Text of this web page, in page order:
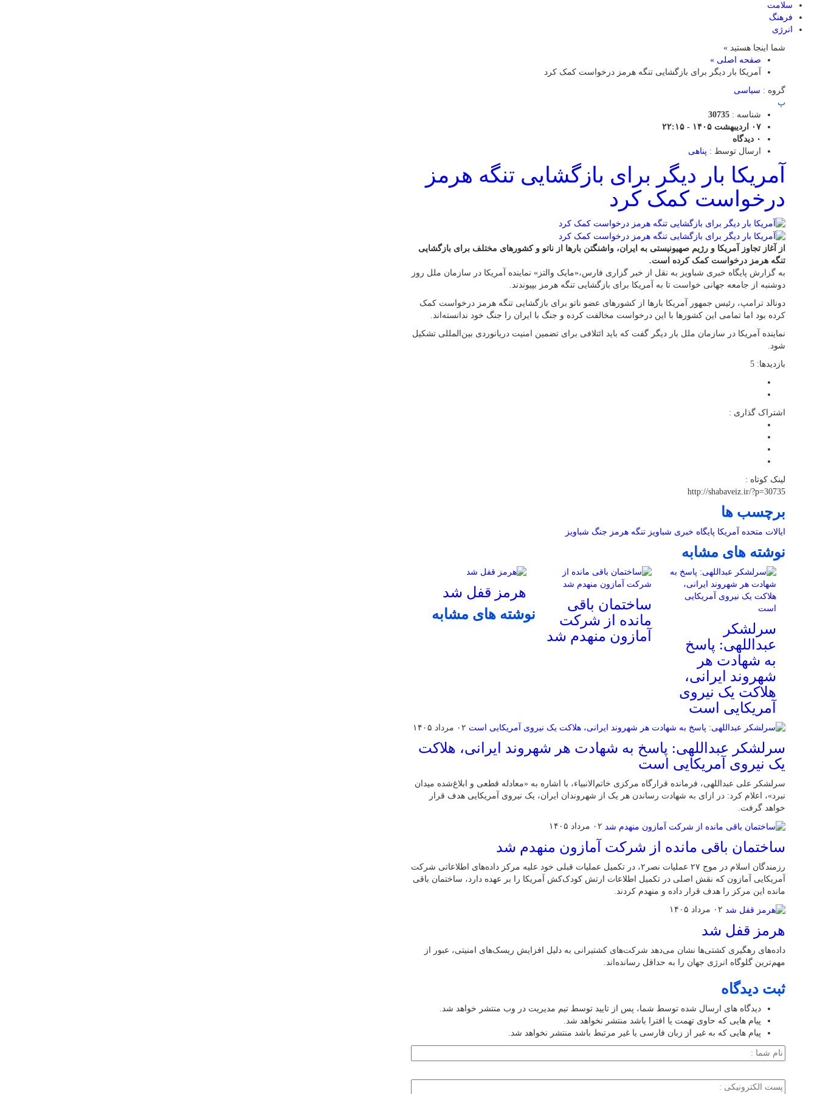
سلامت
فرهنگ
انرژی
شما اینجا هستید »
صفحه اصلی »
آمریکا بار دیگر برای بازگشایی تنگه هرمز درخواست کمک کرد
گروه : سیاسی
پ
شناسه : 30735
۰۷ اردیبهشت ۱۴۰۵ - ۲۲:۱۵
۰ دیدگاه
ارسال توسط : پناهی
آمریکا بار دیگر برای بازگشایی تنگه هرمز
درخواست کمک کرد
از آغاز تجاوز آمریکا و رژیم صهیونیستی به ایران، واشنگتن بارها از ناتو و کشورهای مختلف برای بازگشایی
تنگه هرمز درخواست کمک کرده است.
به گزارش پایگاه خبری شباویز به نقل از خبر گزاری فارس،«مایک والتز» نماینده آمریکا در سازمان ملل روز
دوشنبه از جامعه جهانی خواست تا به آمریکا برای بازگشایی تنگه هرمز بپیوندند.
دونالد ترامپ، رئیس جمهور آمریکا بارها از کشورهای عضو ناتو برای بازگشایی تنگه هرمز درخواست کمک
کرده بود اما تمامی این کشورها با این درخواست مخالفت کرده و جنگ با ایران را جنگ خود ندانسته‌اند.
نماینده آمریکا در سازمان ملل بار دیگر گفت که باید ائتلافی برای تضمین امنیت دریانوردی بین‌المللی تشکیل
شود.
بازدیدها: 5
اشتراک گذاری :
لینک کوتاه :
http://shabaveiz.ir/?p=30735
برچسب ها
ایالات متحده آمریکا پایگاه خبری شباویز تنگه هرمز جنگ شباویز
نوشته های مشابه
سرلشکر
عبداللهی: پاسخ
به شهادت هر
شهروند ایرانی،
هلاکت یک نیروی
آمریکایی است
ساختمان باقی
مانده از شرکت
آمازون منهدم شد
هرمز قفل شد
نوشته های مشابه
۰۲ مرداد ۱۴۰۵
سرلشکر عبداللهی: پاسخ به شهادت هر شهروند ایرانی، هلاکت
یک نیروی آمریکایی است
سرلشکر علی عبداللهی، فرمانده قرارگاه مرکزی خاتم‌الانبیاء، با اشاره به «معادله قطعی و ابلاغ‌شده میدان
نبرد»، اعلام کرد: در ازای به شهادت رساندن هر یک از شهروندان ایران، یک نیروی آمریکایی هدف قرار
خواهد گرفت.
۰۲ مرداد ۱۴۰۵
ساختمان باقی مانده از شرکت آمازون منهدم شد
رزمندگان اسلام در موج ۲۷ عملیات نصر۲، در تکمیل عملیات قبلی خود علیه مرکز داده‌های اطلاعاتی شرکت
آمریکایی آمازون که نقش اصلی در تکمیل اطلاعات ارتش کودک‌کش آمریکا را بر عهده دارد، ساختمان باقی
مانده این مرکز را هدف قرار داده و منهدم کردند.
۰۲ مرداد ۱۴۰۵
هرمز قفل شد
داده‌های رهگیری کشتی‌ها نشان می‌دهد شرکت‌های کشتیرانی به دلیل افزایش ریسک‌های امنیتی، عبور از
مهم‌ترین گلوگاه انرژی جهان را به حداقل رسانده‌اند.
ثبت دیدگاه
دیدگاه های ارسال شده توسط شما، پس از تایید توسط تیم مدیریت در وب منتشر خواهد شد.
پیام هایی که حاوی تهمت یا افترا باشد منتشر نخواهد شد.
پیام هایی که به غیر از زبان فارسی یا غیر مرتبط باشد منتشر نخواهد شد.